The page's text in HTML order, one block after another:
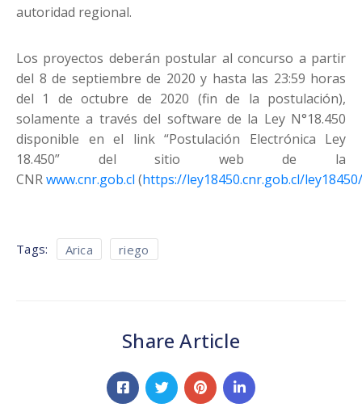
autoridad regional.
Los proyectos deberán postular al concurso a partir
del 8 de septiembre de 2020 y hasta las 23:59 horas
del 1 de octubre de 2020 (fin de la postulación),
solamente a través del software de la Ley N°18.450
disponible en el link “Postulación Electrónica Ley
18.450” del sitio web de la
CNRwww.cnr.gob.cl (https://ley18450.cnr.gob.cl/
Tags: Arica riego
Share Article